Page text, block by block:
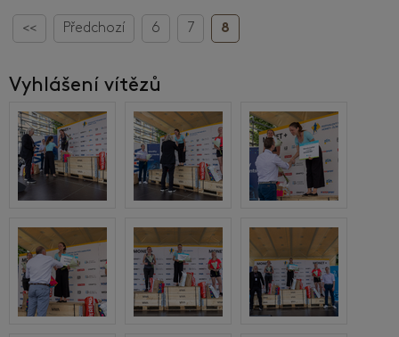
<< Předchozí 6 7 8
Vyhlášení vítězů